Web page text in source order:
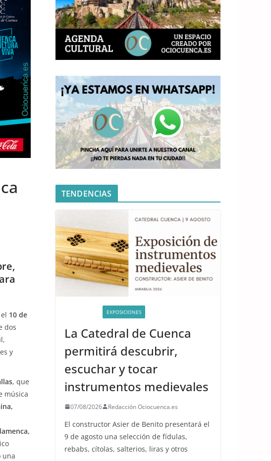
10 de
dos
y
, que
música
una
TENDENCIAS
EXPOSICIONES
La Catedral de Cuenca
permitirá descubrir,
escuchar y tocar
instrumentos medievales
07/08/2026 Redacción Ociocuenca.es
El constructor Asier de Benito presentará el
9 de agosto una selección de fídulas,
rebabs, cítolas, salterios, liras y otros